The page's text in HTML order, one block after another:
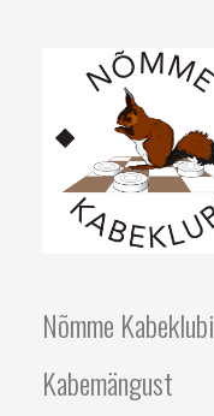
Nõmme Kabeklubi
Kabemängust